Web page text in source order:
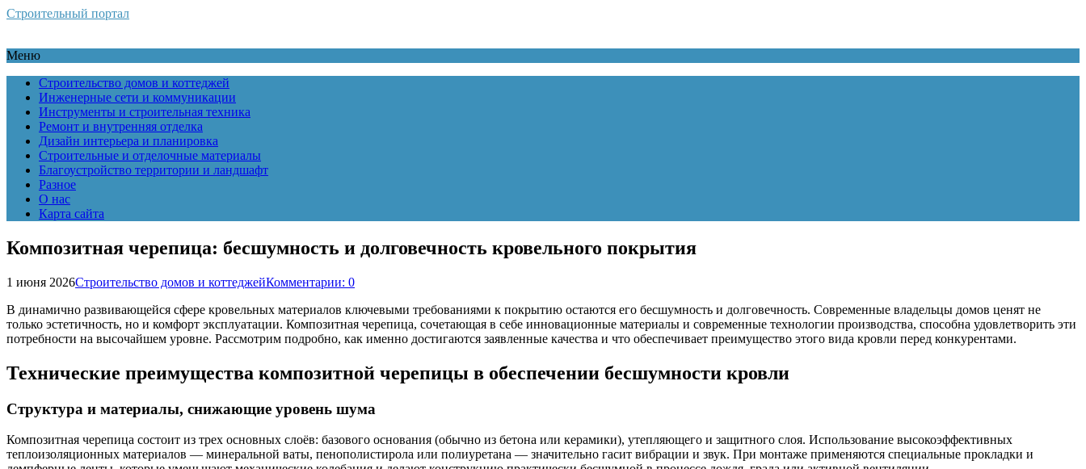
Строительный портал
Меню
Строительство домов и коттеджей
Инженерные сети и коммуникации
Инструменты и строительная техника
Ремонт и внутренняя отделка
Дизайн интерьера и планировка
Строительные и отделочные материалы
Благоустройство территории и ландшафт
Разное
О нас
Карта сайта
Композитная черепица: бесшумность и долговечность кровельного покрытия
1 июня 2026Строительство домов и коттеджейКомментарии: 0
В динамично развивающейся сфере кровельных материалов ключевыми требованиями к покрытию остаются его бесшумность и долговечность. Современные владельцы домов ценят не
только эстетичность, но и комфорт эксплуатации. Композитная черепица, сочетающая в себе инновационные материалы и современные технологии производства, способна удовлетворить эти
потребности на высочайшем уровне. Рассмотрим подробно, как именно достигаются заявленные качества и что обеспечивает преимущество этого вида кровли перед конкурентами.
Технические преимущества композитной черепицы в обеспечении бесшумности кровли
Структура и материалы, снижающие уровень шума
Композитная черепица состоит из трех основных слоёв: базового основания (обычно из бетона или керамики), утепляющего и защитного слоя. Использование высокоэффективных
теплоизоляционных материалов — минеральной ваты, пенополистирола или полиуретана — значительно гасит вибрации и звук. При монтаже применяются специальные прокладки и